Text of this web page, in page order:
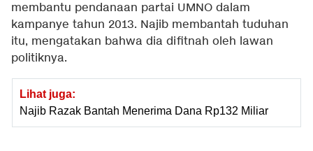
membantu pendanaan partai UMNO dalam
kampanye tahun 2013. Najib membantah tuduhan
itu, mengatakan bahwa dia difitnah oleh lawan
politiknya.
Lihat juga:
Najib Razak Bantah Menerima Dana Rp132 Miliar